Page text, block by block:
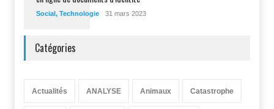
Social, Technologie 31 mars 2023
Catégories
Actualités ANALYSE Animaux Catastrophe